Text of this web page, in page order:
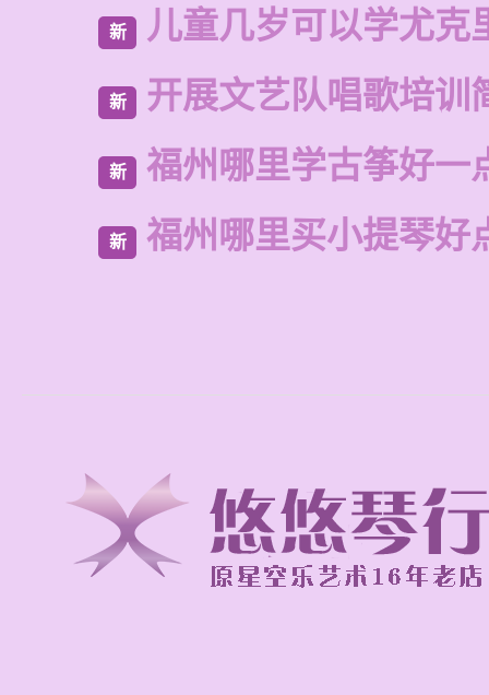
新 儿童几岁可以学尤克
新 开展文艺队唱歌培训
新 福州哪里学古筝好一
新 福州哪里买小提琴好